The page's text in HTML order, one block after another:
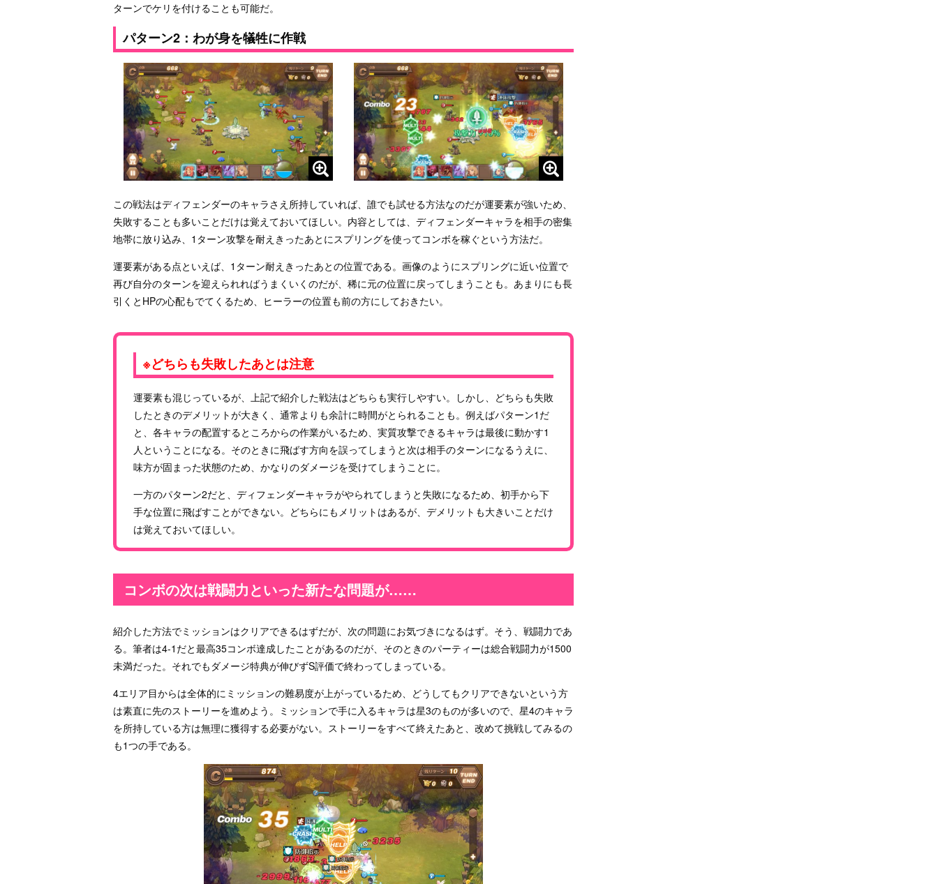
ターンでケリを付けることも可能だ。
パターン2：わが身を犠牲に作戦
この戦法はディフェンダーのキャラさえ所持していれば、誰でも試せる方法なのだが運要素が強いため、
失敗することも多いことだけは覚えておいてほしい。内容としては、ディフェンダーキャラを相手の密集
地帯に放り込み、1ターン攻撃を耐えきったあとにスプリングを使ってコンボを稼ぐという方法だ。
運要素がある点といえば、1ターン耐えきったあとの位置である。画像のようにスプリングに近い位置で
再び自分のターンを迎えられればうまくいくのだが、稀に元の位置に戻ってしまうことも。あまりにも長
引くとHPの心配もでてくるため、ヒーラーの位置も前の方にしておきたい。
※どちらも失敗したあとは注意
運要素も混じっているが、上記で紹介した戦法はどちらも実行しやすい。しかし、どちらも失敗
したときのデメリットが大きく、通常よりも余計に時間がとられることも。例えばパターン1だ
と、各キャラの配置するところからの作業がいるため、実質攻撃できるキャラは最後に動かす1
人ということになる。そのときに飛ばす方向を誤ってしまうと次は相手のターンになるうえに、
味方が固まった状態のため、かなりのダメージを受けてしまうことに。
一方のパターン2だと、ディフェンダーキャラがやられてしまうと失敗になるため、初手から下
手な位置に飛ばすことができない。どちらにもメリットはあるが、デメリットも大きいことだけ
は覚えておいてほしい。
コンボの次は戦闘力といった新たな問題が……
紹介した方法でミッションはクリアできるはずだが、次の問題にお気づきになるはず。そう、戦闘力であ
る。筆者は4-1だと最高35コンボ達成したことがあるのだが、そのときのパーティーは総合戦闘力が1500
未満だった。それでもダメージ特典が伸びずS評価で終わってしまっている。
4エリア目からは全体的にミッションの難易度が上がっているため、どうしてもクリアできないという方
は素直に先のストーリーを進めよう。ミッションで手に入るキャラは星3のものが多いので、星4のキャラ
を所持している方は無理に獲得する必要がない。ストーリーをすべて終えたあと、改めて挑戦してみるの
も1つの手である。